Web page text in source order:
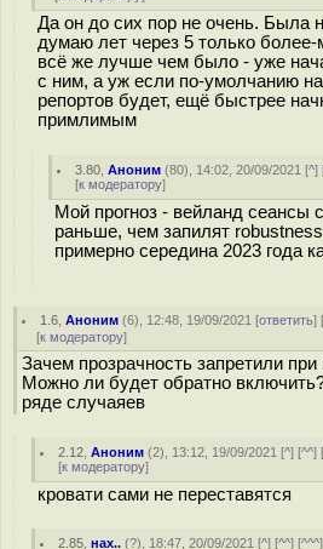
Да он до сих пор не очень. Была
думаю лет через 5 только более-
всё же лучше чем было - уже
с ним, а уж если по-умолчанию
репортов будет, ещё быстрее
примлимым
3.80 ,Аноним (80), 14:02, 20/09/2021 [^]
[к модератору]
Мой прогноз - вейланд сеансы
раньше, чем запилят
примерно середина 2023 года
1.6 ,Аноним (6), 12:48, 19/09/2021 [ответить] [
[к модератору]
Зачем прозрачность запретили
Можно ли будет обратно
ряде случаяев
2.12 ,Аноним (2), 13:12, 19/09/2021 [^] [^^]
[к модератору]
кровати сами не переставятся
2.85 ,нах.. (?), 18:47, 20/09/2021 [^] [^^] [^^^